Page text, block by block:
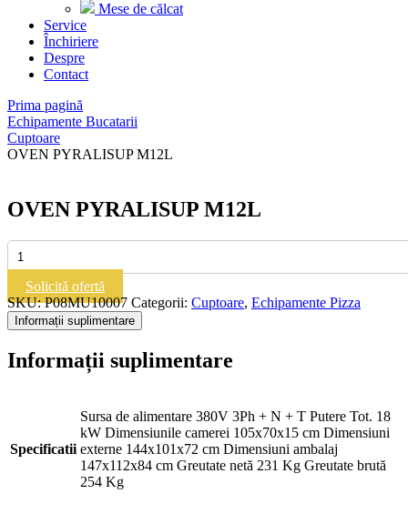
Mese de călcat
Service
Închiriere
Despre
Contact
Prima pagină
Echipamente Bucatarii
Cuptoare
OVEN PYRALISUP M12L
OVEN PYRALISUP M12L
Cantitate
OVEN
PYRALISUP
M12L
Solicită ofertă
SKU:P08MU10007 Categorii: Cuptoare, Echipamente Pizza
Informații suplimentare
Informații suplimentare
Specificatii
Sursa de alimentare 380V 3Ph + N + T Putere Tot. 18
kW Dimensiunile camerei 105x70x15 cm Dimensiuni
externe 144x101x72 cm Dimensiuni ambalaj
147x112x84 cm Greutate netă 231 Kg Greutate brută
254 Kg